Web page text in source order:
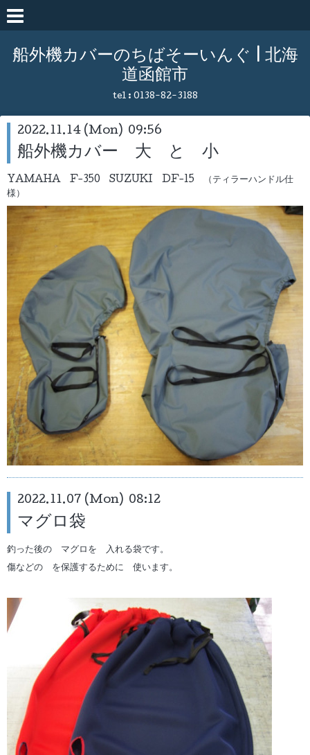
船外機カバーのちばそーいんぐ | 北海
道函館市
tel : 0138-82-3188
2022.11.14 (Mon) 09:56
船外機カバー 大 と 小
YAMAHA F-350 SUZUKI DF-15 （ティラーハンドル仕
様）
2022.11.07 (Mon) 08:12
マグロ袋
釣った後の マグロを 入れる袋です。
傷などの を保護するために 使います。